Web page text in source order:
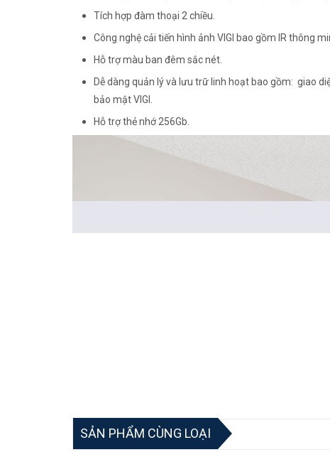
Tích hợp đàm thoại 2 chiều.
Công nghệ cải tiến hình ảnh VIGI bao gồm IR thông
Hỗ trợ màu ban đêm sắc nét.
Dễ dàng quản lý và lưu trữ linh hoạt bao gồm: giao
bảo mật VIGI.
Hỗ trợ thẻ nhớ 256Gb.
SẢN PHẨM CÙNG LOẠI